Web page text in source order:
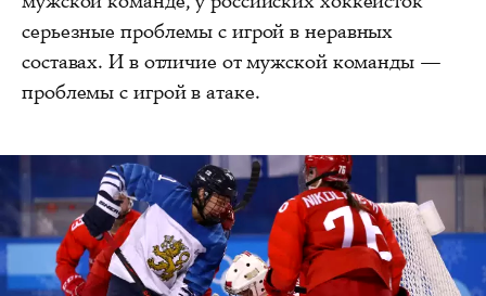
серьезные проблемы с игрой в неравных
составах. И в отличие от мужской команды —
проблемы с игрой в атаке.